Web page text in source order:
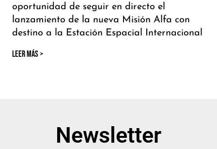
oportunidad de seguir en directo el
lanzamiento de la nueva Misión Alfa con
destino a la Estación Espacial Internacional
LEER MÁS >
Newsletter